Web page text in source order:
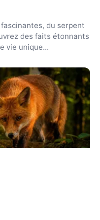
du serpent
des faits étonnants
vie unique...